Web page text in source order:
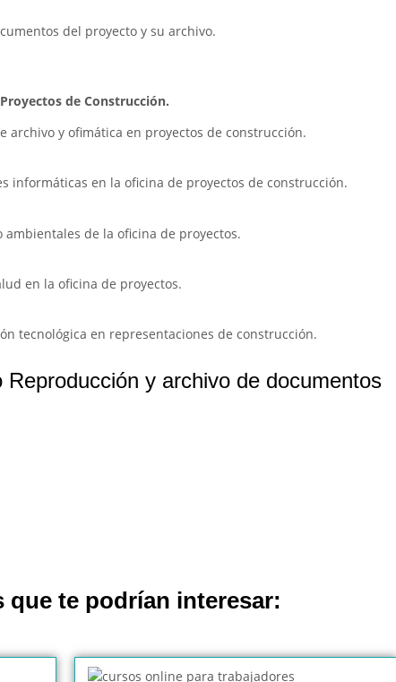
del proyecto y su archivo.
de Construcción.
archivo y ofimática en proyectos de construcción.
informáticas en la oficina de proyectos de construcción.
ambientales de la oficina de proyectos.
en la oficina de proyectos.
tecnológica en representaciones de construcción.
Reproducción y archivo de documentos
te podrían interesar: